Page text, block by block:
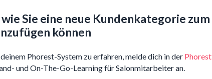
Sie eine neue Kundenkategorie zum
können
Phorest-System zu erfahren, melde dich in der Phorest
und On-The-Go-Learning für Salonmitarbeiter an.